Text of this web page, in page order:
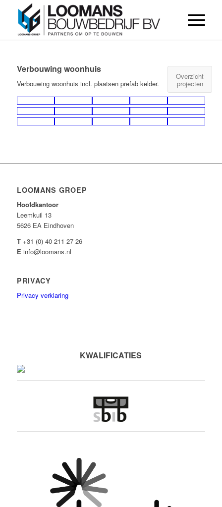
Verbouwing woonhuis
Verbouwing woonhuis incl. plaatsen prefab kelder.
Overzicht
projecten
LOOMANS GROEP
Hoofdkantoor
Leemkuil 13
5626 EA Eindhoven
T +31 (0) 40 211 27 26
E info@loomans.nl
PRIVACY
Privacy verklaring
KWALIFICATIES